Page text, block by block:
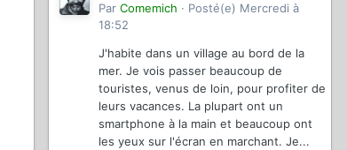
magazinevideo
Par Comemich · Posté(e) Mercredi à
18:52
J'habite dans un village au bord de la
mer. Je vois passer beaucoup de
touristes, venus de loin, pour profiter de
leurs vacances. La plupart ont un
smartphone à la main et beaucoup ont
les yeux sur l'écran en marchant. Je...